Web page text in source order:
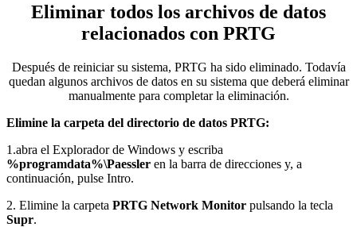
Eliminar todos los archivos de datos
relacionados con PRTG
Después de reiniciar su sistema, PRTG ha sido eliminado. Todavía
quedan algunos archivos de datos en su sistema que deberá eliminar
manualmente para completar la eliminación.
Elimine la carpeta del directorio de datos PRTG:
1.abra el Explorador de Windows y escriba
%programdata%\Paessler en la barra de direcciones y, a
continuación, pulse Intro.
2. Elimine la carpeta PRTG Network Monitor pulsando la tecla
Supr.